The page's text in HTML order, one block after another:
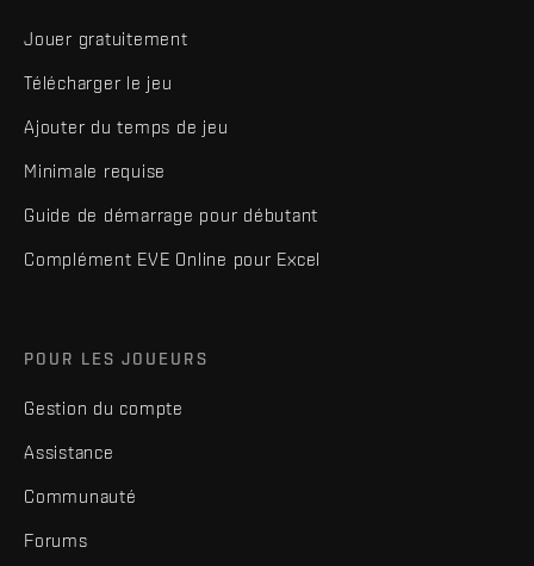
Jouer gratuitement
Télécharger le jeu
Ajouter du temps de jeu
Minimale requise
Guide de démarrage pour débutant
Complément EVE Online pour Excel
POUR LES JOUEURS
Gestion du compte
Assistance
Communauté
Forums